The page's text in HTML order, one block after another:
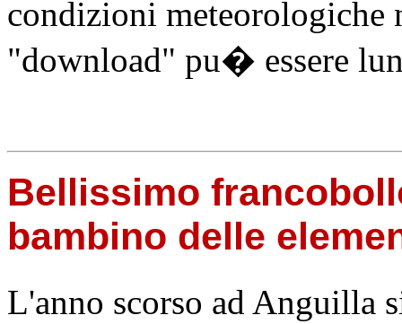
condizioni meteorologiche
"download" pu� essere
Bellissimo
bambino delle
L'anno scorso ad Anguilla